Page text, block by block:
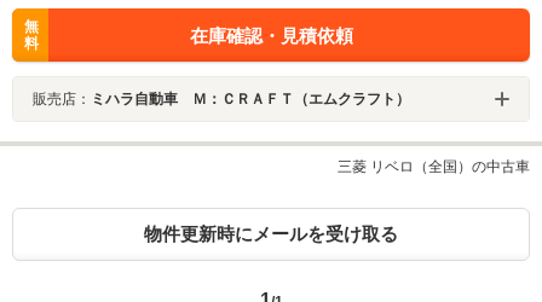
無
料
在庫確認・見積依頼
販売店： ミハラ自動車 Ｍ：ＣＲＡＦＴ（エムクラフト）
三菱 リベロ（全国）の中古車
物件更新時にメールを受け取る